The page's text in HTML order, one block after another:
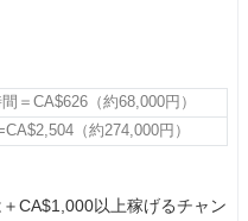
＝CA$626（約68,000円）
（約274,000円）
CA$1,000以上稼げるチャン